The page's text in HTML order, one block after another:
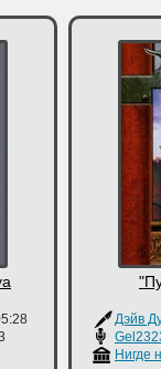
Дэйв
Нигде